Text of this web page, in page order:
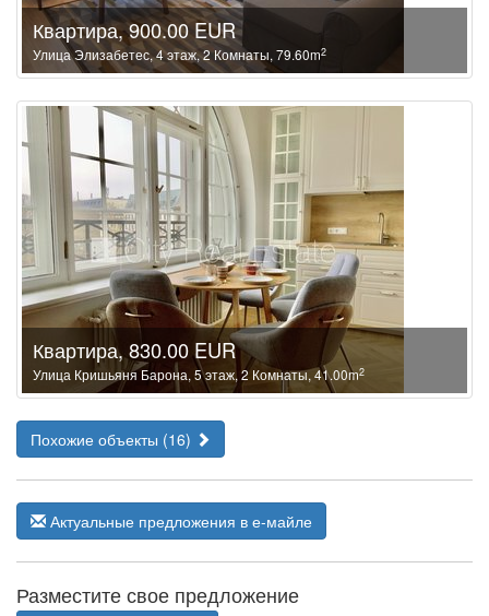
Квартира, 900.00 EUR
Улица Элизабетес, 4 этаж, 2 Комнаты, 79.60m2
Квартира, 830.00 EUR
Улица Кришьяня Барона, 5 этаж, 2 Комнаты, 41.00m2
Похожие объекты (16)
Актуальные предложения в е-майле
Разместите свое предложение